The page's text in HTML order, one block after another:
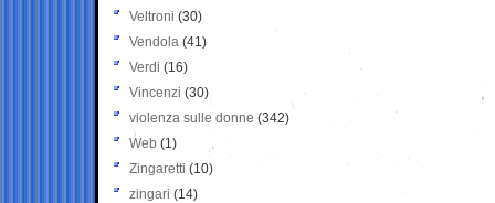
Veltroni (30)
Vendola (41)
Verdi (16)
Vincenzi (30)
violenza sulle donne (342)
Web (1)
Zingaretti (10)
zingari (14)